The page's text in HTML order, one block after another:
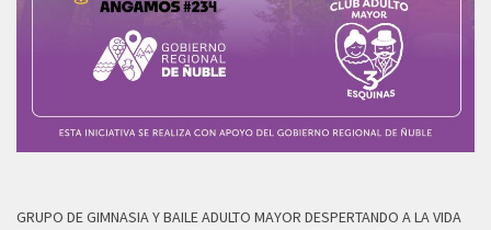
GRUPO DE GIMNASIA Y BAILE ADULTO MAYOR DESPERTANDO A LA VIDA